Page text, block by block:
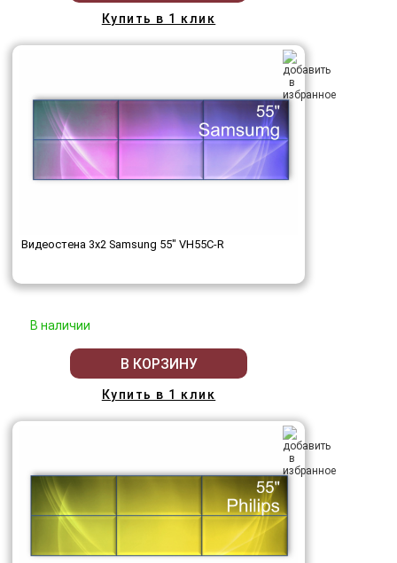
Купить в 1 клик
Видеостена 3x2 Samsung 55" VH55C-R
В наличии
В КОРЗИНУ
Купить в 1 клик